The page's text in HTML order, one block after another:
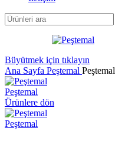
Büyütmek için tıklayın
Ana Sayfa Peştemal Peştemal
Peştemal
Ürünlere dön
Peştemal